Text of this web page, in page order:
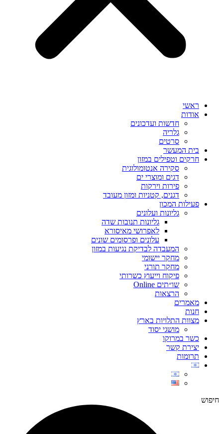
ראשי
אודות
חדשות ועדכונים
גלריה
סרטים
בית המעשר
חרקים וטפילים במזון
סקירה אנטומולוגית
דגים ומוצרי ים
פירות וירקות
דגנים, קטניות ומזון מעובד
פעילות המכון
גליונות ועלונים
גליונות תנובות שדה
לאפרושי מאיסורא
עלונים ופרסומים שונים
המעבדה לבדיקת נגיעות במזון
מחקר יישומי
מחקר תורני
פיקוח וייעוץ כשרותי
שו״תים Online
הרצאות
מאמרים
חנות
מצוות התלויות בארץ
מושגי יסוד
כשר במרוקו
יצירת קשר
תרומות
חיפוש